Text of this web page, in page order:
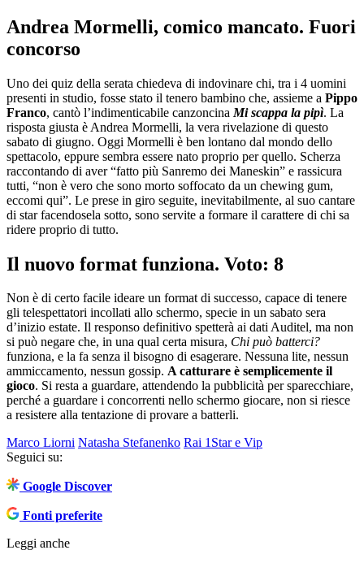
Andrea Mormelli, comico mancato. Fuori
concorso
Uno dei quiz della serata chiedeva di indovinare chi, tra i 4 uomini
presenti in studio, fosse stato il tenero bambino che, assieme a Pippo
Franco, cantò l’indimenticabile canzoncina Mi scappa la pipì. La
risposta giusta è Andrea Mormelli, la vera rivelazione di questo
sabato di giugno. Oggi Mormelli è ben lontano dal mondo dello
spettacolo, eppure sembra essere nato proprio per quello. Scherza
raccontando di aver “fatto più Sanremo dei Maneskin” e rassicura
tutti, “non è vero che sono morto soffocato da un chewing gum,
eccomi qui”. Le prese in giro seguite, inevitabilmente, al suo cantare
di star facendosela sotto, sono servite a formare il carattere di chi sa
ridere proprio di tutto.
Il nuovo format funziona. Voto: 8
Non è di certo facile ideare un format di successo, capace di tenere
gli telespettatori incollati allo schermo, specie in un sabato sera
d’inizio estate. Il responso definitivo spetterà ai dati Auditel, ma non
si può negare che, in una qual certa misura, Chi può batterci?
funziona, e la fa senza il bisogno di esagerare. Nessuna lite, nessun
ammiccamento, nessun gossip. A catturare è semplicemente il
gioco. Si resta a guardare, attendendo la pubblicità per sparecchiare,
perché a guardare i concorrenti nello schermo giocare, non si riesce
a resistere alla tentazione di provare a batterli.
Marco Liorni Natasha Stefanenko Rai 1Star e Vip
Seguici su:
Google Discover
Fonti preferite
Leggi anche